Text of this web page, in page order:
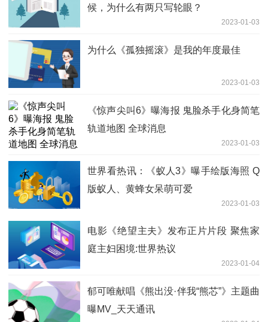
候，为什么有两只写轮眼？
2023-01-03
为什么《孤独摇滚》是我的年度最佳
2023-01-03
《惊声尖叫6》曝海报 鬼脸杀手化身简笔
轨道地图 全球消息
2023-01-03
世界看热讯：《蚁人3》曝手绘版海照 Q
版蚁人、黄蜂女呆萌可爱
2023-01-03
电影《绝望主夫》发布正片片段 聚焦家
庭主妇困境:世界热议
2023-01-04
郁可唯献唱《熊出没·伴我“熊芯”》主题曲
曝MV_天天通讯